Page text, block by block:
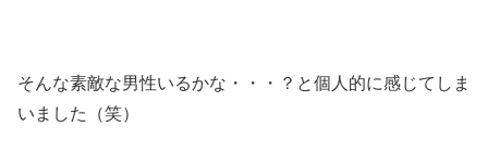
そんな素敵な男性いるかな・・・？と個人的に感じてしま
いました（笑）